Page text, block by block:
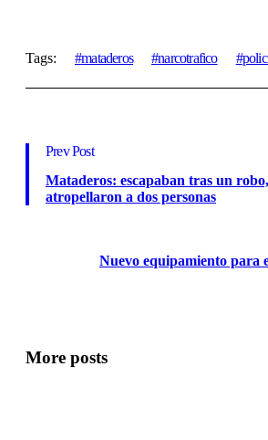
Tags: mataderos narcotrafico
Prev Post
Mataderos: escapaban tras un
atropellaron a dos personas
Nuevo equipamiento para
More posts